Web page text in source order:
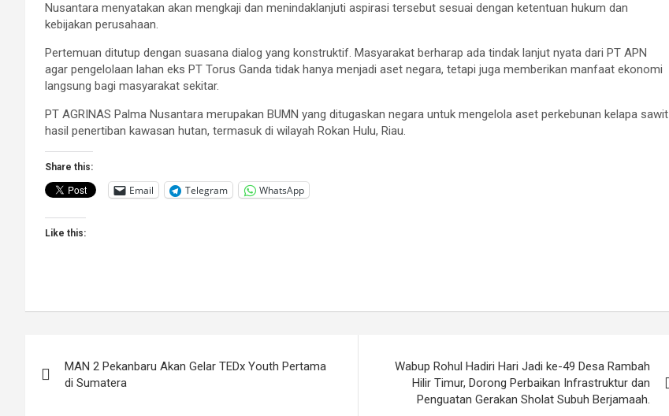
Nusantara menyatakan akan mengkaji dan menindaklanjuti aspirasi tersebut sesuai dengan ketentuan hukum dan
kebijakan perusahaan.
Pertemuan ditutup dengan suasana dialog yang konstruktif. Masyarakat berharap ada tindak lanjut nyata dari PT APN
agar pengelolaan lahan eks PT Torus Ganda tidak hanya menjadi aset negara, tetapi juga memberikan manfaat ekonomi
langsung bagi masyarakat sekitar.
PT AGRINAS Palma Nusantara merupakan BUMN yang ditugaskan negara untuk mengelola aset perkebunan kelapa sawit
hasil penertiban kawasan hutan, termasuk di wilayah Rokan Hulu, Riau.
Share this:
Email Telegram WhatsApp
Like this:
navigation
MAN 2 Pekanbaru Akan Gelar TEDx Youth Pertama
di Sumatera
Wabup Rohul Hadiri Hari Jadi ke-49 Desa Rambah
Hilir Timur, Dorong Perbaikan Infrastruktur dan
Penguatan Gerakan Sholat Subuh Berjamaah.